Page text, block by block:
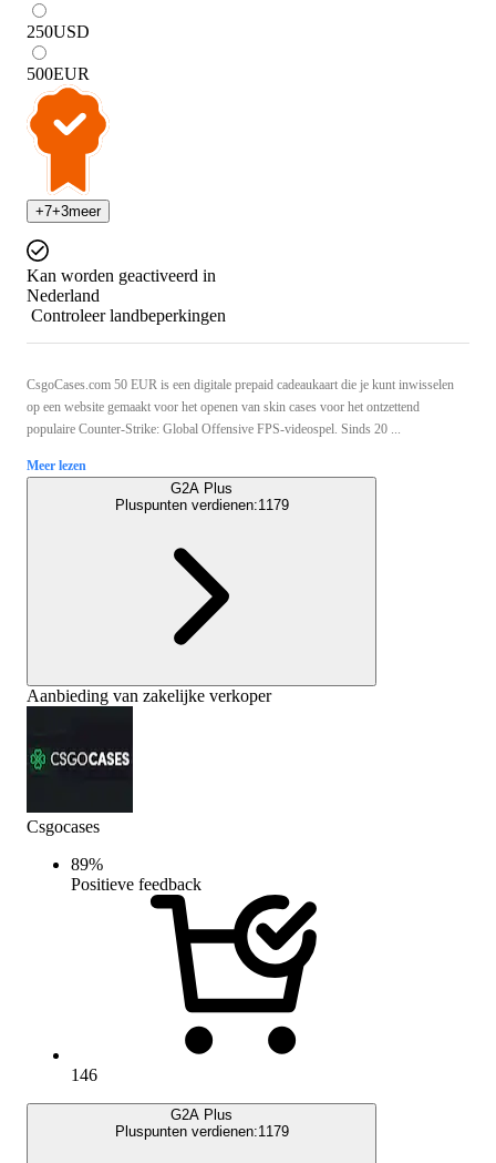
250USD
500EUR
+7+3meer
Kan worden geactiveerd in
Nederland
Controleer landbeperkingen
CsgoCases.com 50 EUR is een digitale prepaid cadeaukaart die je kunt inwisselen
op een website gemaakt voor het openen van skin cases voor het ontzettend
populaire Counter-Strike: Global Offensive FPS-videospel. Sinds 20 ...
Meer lezen
G2A Plus
Pluspunten verdienen:1179
Aanbieding van zakelijke verkoper
Csgocases
89%
Positieve feedback
146
G2A Plus
Pluspunten verdienen:1179